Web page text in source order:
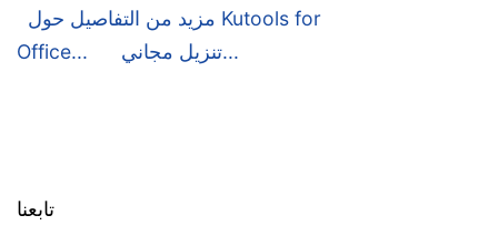
مزيد من التفاصيل حول Kutools for
Office...
تنزيل مجاني...
تابعنا